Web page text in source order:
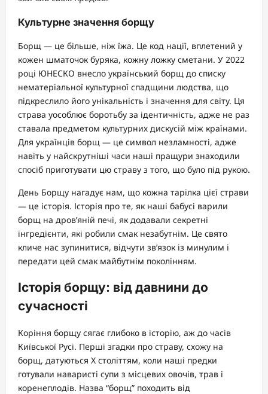
Культурне значення борщу
Борщ — це більше, ніж їжа. Це код нації, вплетений у
кожен шматочок буряка, кожну ложку сметани. У 2022
році ЮНЕСКО внесло український борщ до списку
нематеріальної культурної спадщини людства, що
підкреслило його унікальність і значення для світу. Ця
страва уособлює боротьбу за ідентичність, адже не раз
ставала предметом культурних дискусій між країнами.
Для українців борщ — це символ незламності, адже
навіть у найскрутніші часи наші пращури знаходили
спосіб приготувати цю страву з того, що було під рукою.
День Борщу нагадує нам, що кожна тарілка цієї страви
— це історія. Історія про те, як наші бабусі варили
борщ на дров’яній печі, як додавали секретні
інгредієнти, які робили смак незабутнім. Це свято
кличе нас зупинитися, відчути зв’язок із минулим і
передати цей смак майбутнім поколінням.
Історія борщу: від давнини до
сучасності
Коріння борщу сягає глибоко в історію, аж до часів
Київської Русі. Перші згадки про страву, схожу на
борщ, датуються Х століттям, коли наші предки
готували наваристі супи з місцевих овочів, трав і
коренеплодів. Назва “борщ” походить від